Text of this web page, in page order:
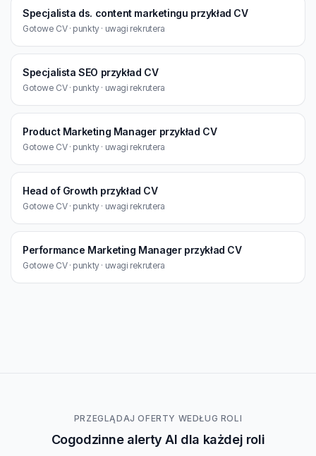
Specjalista ds. content marketingu przykład CV
Gotowe CV · punkty · uwagi rekrutera
Specjalista SEO przykład CV
Gotowe CV · punkty · uwagi rekrutera
Product Marketing Manager przykład CV
Gotowe CV · punkty · uwagi rekrutera
Head of Growth przykład CV
Gotowe CV · punkty · uwagi rekrutera
Performance Marketing Manager przykład CV
Gotowe CV · punkty · uwagi rekrutera
PRZEGLĄDAJ OFERTY WEDŁUG ROLI
Cogodzinne alerty AI dla każdej roli